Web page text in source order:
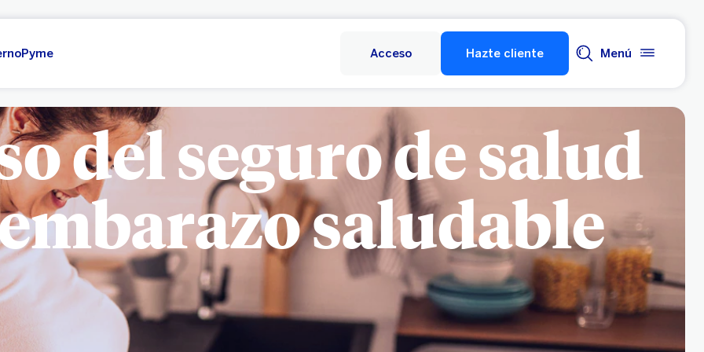
Pyme Acceso Hazte cliente Menú
del seguro de salud
saludable